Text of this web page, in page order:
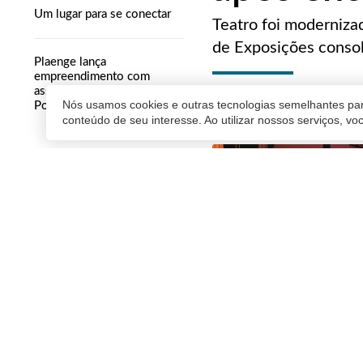
Nós usamos cookies e outras tecnologias semelhantes
conteúdo de seu interesse. Ao utilizar nossos serviços,
Um lugar para se conectar
Plaenge lança
empreendimento com
assinatura internacional em
Porto Alegre
Teatro foi
de Exposições
COMERCIAL
10/06/2025 11:46|